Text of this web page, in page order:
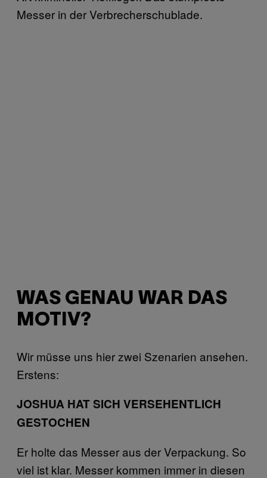
Messer in der Verbrecherschublade.
WAS GENAU WAR DAS
MOTIV?
Wir müsse uns hier zwei Szenarien ansehen.
Erstens:
JOSHUA HAT SICH VERSEHENTLICH
GESTOCHEN
Er holte das Messer aus der Verpackung. So
viel ist klar. Messer kommen immer in diesen